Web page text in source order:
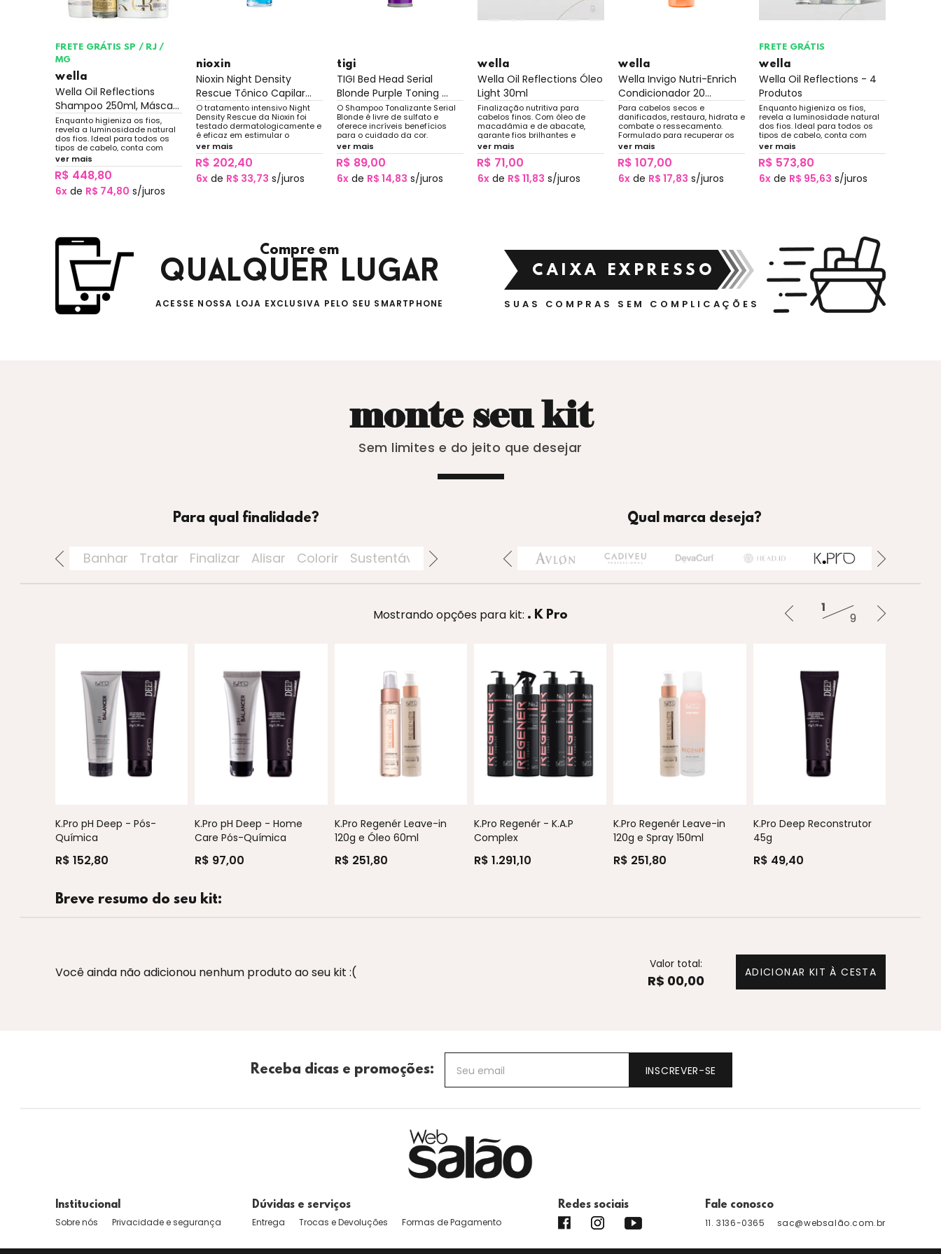
FRETE GRÁTIS SP / RJ /
MG
wella
Wella Oil Reflections
Shampoo 250ml, Másca...
Enquanto higieniza os fios,
revela a luminosidade natural
dos fios. Ideal para todos os
tipos de cabelo, conta com
extrato de chá branco para
garantir brilho, além de óleos
que propiciam maciez.
ver mais
R$ 448,80
6x de R$ 74,80 s/juros
nioxin
Nioxin Night Density
Rescue Tônico Capilar...
O tratamento intensivo Night
Density Rescue da Nioxin foi
testado dermatologicamente e
é eficaz em estimular o
aumento da densidade capilar,
reduzindo a queda de cabelo
associada à oxidação da
superfície do couro cabeludo.
ver mais
R$ 202,40
6x de R$ 33,73 s/juros
tigi
TIGI Bed Head Serial
Blonde Purple Toning ...
O Shampoo Tonalizante Serial
Blonde é livre de sulfato e
oferece incríveis benefícios
para o cuidado da cor.
ver mais
R$ 89,00
6x de R$ 14,83 s/juros
wella
Wella Oil Reflections Óleo
Light 30ml
Finalização nutritiva para
cabelos finos. Com óleo de
macadâmia e de abacate,
garante fios brilhantes e
nutridos sem pesar.
ver mais
R$ 71,00
6x de R$ 11,83 s/juros
wella
Wella Invigo Nutri-Enrich
Condicionador 20...
Para cabelos secos e
danificados, restaura, hidrata e
combate o ressecamento.
Formulado para recuperar os
fios, proporciona suavidade e
movimento natural.
ver mais
R$ 107,00
6x de R$ 17,83 s/juros
FRETE GRÁTIS
wella
Wella Oil Reflections - 4
Produtos
Enquanto higieniza os fios,
revela a luminosidade natural
dos fios. Ideal para todos os
tipos de cabelo, conta com
extrato de chá branco para
garantir brilho, além de óleos
que propiciam maciez.
ver mais
R$ 573,80
6x de R$ 95,63 s/juros
Compre em
qualquer lugar
ACESSE NOSSA LOJA EXCLUSIVA PELO SEU SMARTPHONE
CAIXA EXPRESSO
SUAS COMPRAS SEM COMPLICAÇÕES
monte seu kit
Sem limites e do jeito que desejar
Para qual finalidade?
Perfumaria Banhar Tratar Finalizar Alisar Colorir Sustentáveis Acessórios Perfumaria Banhar Tratar Finalizar Alisar Colorir
Qual marca deseja?
Mostrando opções para kit: . K Pro
1
9
K.Pro pH Deep - Pós-
Química
R$ 152,80
K.Pro pH Deep - Home
Care Pós-Química
R$ 97,00
K.Pro Regenér Leave-in
120g e Óleo 60ml
R$ 251,80
K.Pro Regenér - K.A.P
Complex
R$ 1.291,10
K.Pro Regenér Leave-in
120g e Spray 150ml
R$ 251,80
K.Pro Deep Reconstrutor
45g
R$ 49,40
Breve resumo do seu kit:
Você ainda não adicionou nenhum produto ao seu kit :(
Valor total:
R$ 00,00 ADICIONAR KIT À CESTA
Receba dicas e promoções: INSCREVER-SE
Institucional
Sobre nós Privacidade e segurança
Dúvidas e serviços
Entrega Trocas e Devoluções Formas de Pagamento
Redes sociais Fale conosco
11. 3136-0365 sac@websalão.com.br